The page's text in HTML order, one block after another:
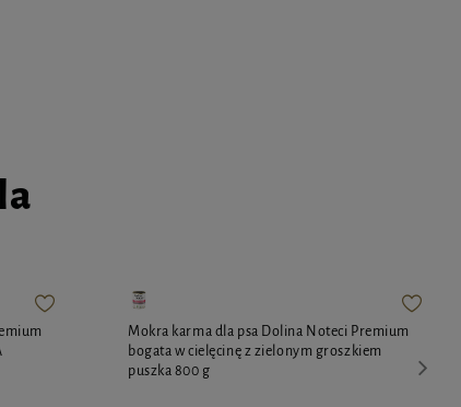
Mokra karma dla psa Dolina Noteci Premium
bogata w cielęcinę z zielonym groszkiem
puszka 800 g